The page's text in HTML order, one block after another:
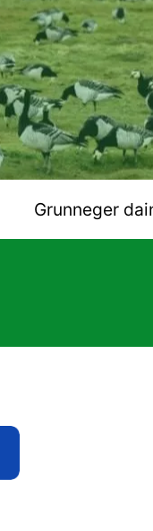
Grunneger